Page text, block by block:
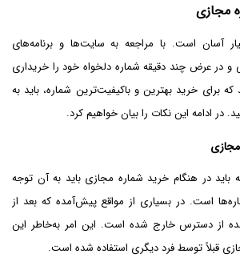
مجازی
آسان است. با مراجعه به سایت‌ها و برنامه‌های
و در عرض چند دقیقه شماره دلخواه خود را خریداری
که برای خرید بهترین و باکیفیت‌ترین شماره، باید به
در ادامه این نکات را بیان خواهیم کرد.
باید در هنگام خرید شماره مجازی باید به آن توجه
است. در بسیاری از مواقع پیش‌آمده که بعد از
از دسترس خارج شده است. این امر به‌خاطر این
قبلاً توسط فرد دیگری استفاده شده است.